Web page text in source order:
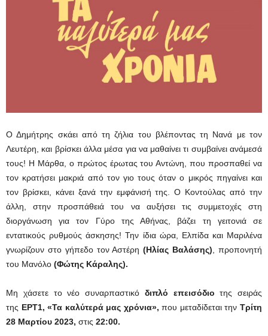
Ο Δημήτρης σκάει από τη ζήλια του βλέποντας τη Νανά με τον
Λευτέρη, και βρίσκει άλλα μέσα για να μαθαίνει τι συμβαίνει ανάμεσά
τους! Η Μάρθα, o πρώτος έρωτας του Αντώνη, που προσπαθεί να
τον κρατήσει μακριά από τον γιο τους όταν ο μικρός πηγαίνει και
τον βρίσκει, κάνει ξανά την εμφάνισή της.Ο Κοντούλας από την
άλλη,στην προσπάθειά του να αυξήσει τις συμμετοχές στη
διοργάνωση για τον Γύρο της Αθήνας, βάζει τη γειτονιά σε
εντατικούς ρυθμούς άσκησης! Την ίδια ώρα, Ελπίδα και Μαριλένα
γνωρίζουν στο γήπεδο τον Αστέρη(Ηλίας Βαλάσης) , προπονητή
του Μανόλο (Φώτης Κάραλης).
Μη χάσετε το νέο συναρπαστικό διπλό επεισόδιο της σειράς
της ΕΡΤ1, «Τα καλύτερά μας χρόνια», που μεταδίδεται τηνΤρίτη
28 Μαρτίου 2023, στις 22:00.